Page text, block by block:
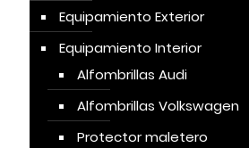
Equipamiento Exterior
Equipamiento Interior
Alfombrillas Audi
Alfombrillas Volkswagen
Protector maletero